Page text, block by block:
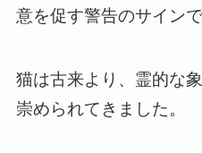
意を促す警告のサイン
猫は古来より、霊的な
崇められてきました。